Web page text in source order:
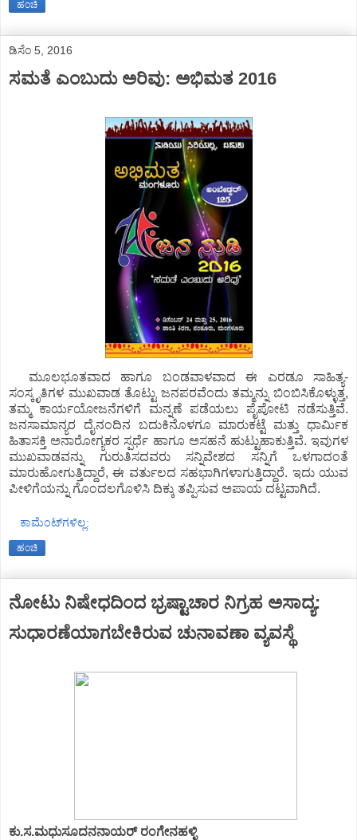
ಹಂಚಿ
ಡಿಸೆಂ 5, 2016
ಸಮತೆ ಎಂಬುದು ಅರಿವು: ಅಭಿಮತ 2016
ಮೂಲಭೂತವಾದ ಹಾಗೂ ಬಂಡವಾಳವಾದ ಈ ಎರಡೂ ಸಾಹಿತ್ಯ-
ಸಂಸ್ಕೃತಿಗಳ ಮುಖವಾಡ ತೊಟ್ಟು ಜನಪರವೆಂದು ತಮ್ಮನ್ನು ಬಿಂಬಿಸಿಕೊಳ್ಳುತ್ತ,
ತಮ್ಮ ಕಾರ್ಯಯೋಜನೆಗಳಿಗೆ ಮನ್ನಣೆ ಪಡೆಯಲು ಪೈಪೋಟಿ ನಡೆಸುತ್ತಿವೆ.
ಜನಸಾಮಾನ್ಯರ ದೈನಂದಿನ ಬದುಕಿನೊಳಗೂ ಮಾರುಕಟ್ಟೆ ಮತ್ತು ಧಾರ್ಮಿಕ
ಹಿತಾಸಕ್ತಿ ಅನಾರೋಗ್ಯಕರ ಸ್ಪರ್ಧೆ ಹಾಗೂ ಅಸಹನೆ ಹುಟ್ಟುಹಾಕುತ್ತಿವೆ. ಇವುಗಳ
ಮುಖವಾಡವನ್ನು ಗುರುತಿಸದವರು ಸನ್ನಿವೇಶದ ಸನ್ನಿಗೆ ಒಳಗಾದಂತೆ
ಮಾರುಹೋಗುತ್ತಿದ್ದಾರೆ, ಈ ವರ್ತುಲದ ಸಹಭಾಗಿಗಳಾಗುತ್ತಿದ್ದಾರೆ. ಇದು ಯುವ
ಪೀಳಿಗೆಯನ್ನು ಗೊಂದಲಗೊಳಿಸಿ ದಿಕ್ಕು ತಪ್ಪಿಸುವ ಅಪಾಯ ದಟ್ಟವಾಗಿದೆ.
ಕಾಮೆಂಟ್‌ಗಳಿಲ್ಲ:
ಹಂಚಿ
ನೋಟು ನಿಷೇಧದಿಂದ ಭ್ರಷ್ಟಾಚಾರ ನಿಗ್ರಹ ಅಸಾದ್ಯ:
ಸುಧಾರಣೆಯಾಗಬೇಕಿರುವ ಚುನಾವಣಾ ವ್ಯವಸ್ಥೆ
ಕು.ಸ.ಮಧುಸೂದನನಾಯರ್ ರಂಗೇನಹಳ್ಳಿ